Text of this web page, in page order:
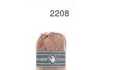
2208